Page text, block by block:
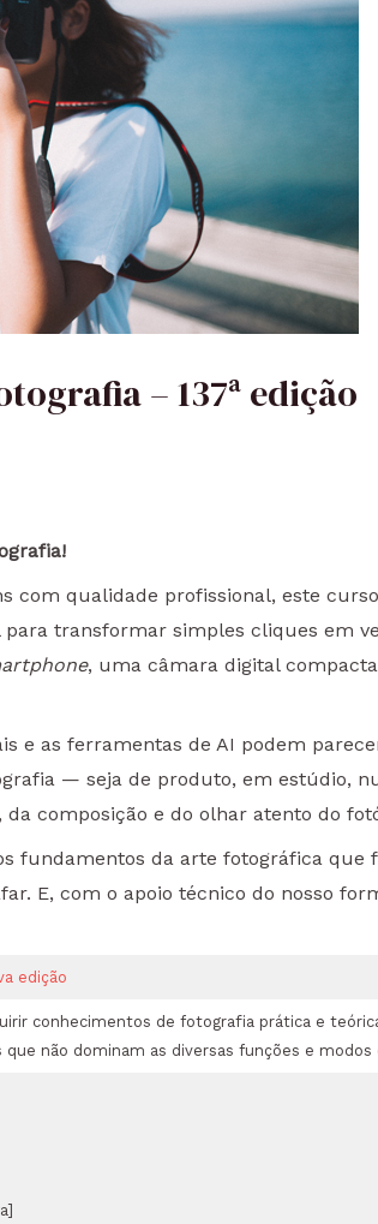
– 137ª edição
com qualidade profissional, este
transformar simples cliques em
, uma câmara digital
e as ferramentas de AI podem
— seja de produto, em estúdio,
composição e do olhar atento do
fundamentos da arte fotográfica
E, com o apoio técnico do nosso
edição
conhecimentos de fotografia prática e
não dominam as diversas funções e